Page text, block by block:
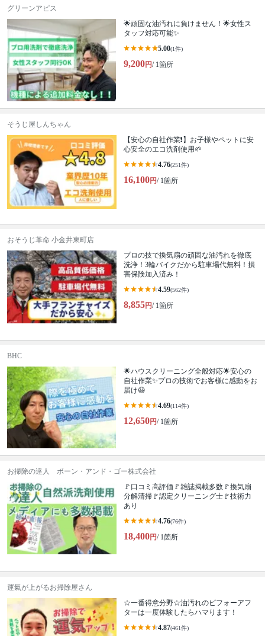
グリーンアピス
🌟頑固な油汚れに負けません！🌟女性ス
タッフ対応可能✨
5.00(1件)
9,200円/ 1箇所
そうじ屋しんちゃん
【安心の自社作業❗️】お子様やペットに安
心安全のエコ洗剤使用🌱
4.76(251件)
16,100円/ 1箇所
おそうじ革命 小金井東町店
プロの技で換気扇の頑固な油汚れを徹底
洗浄！3輪バイクだから駐車場代無料！損
害保険加入済み！
4.59(562件)
8,855円/ 1箇所
BHC
🌟ハウスクリーニング全般対応🌟安心の
自社作業✨プロの技術でお客様に感動をお
届け😃
4.69(114件)
12,650円/ 1箇所
お掃除の達人 ボーン・アンド・ゴー株式会社
🚩口コミ高評価🚩雑誌掲載多数🚩換気扇
分解清掃🚩認定クリーニング士🚩技術力
あり
4.76(76件)
18,400円/ 1箇所
運氣が上がるお掃除屋さん
☆一番得意分野☆油汚れのビフォーアフ
ターは一度体験したらハマります！
4.87(461件)